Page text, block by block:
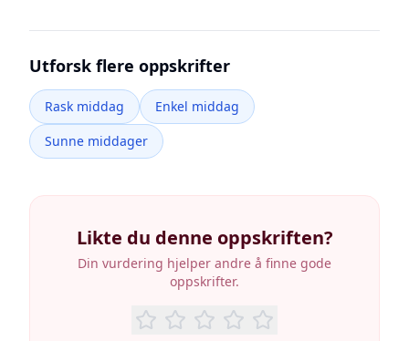
Utforsk flere oppskrifter
Rask middag
Enkel middag
Sunne middager
Likte du denne oppskriften?
Din vurdering hjelper andre å finne gode
oppskrifter.